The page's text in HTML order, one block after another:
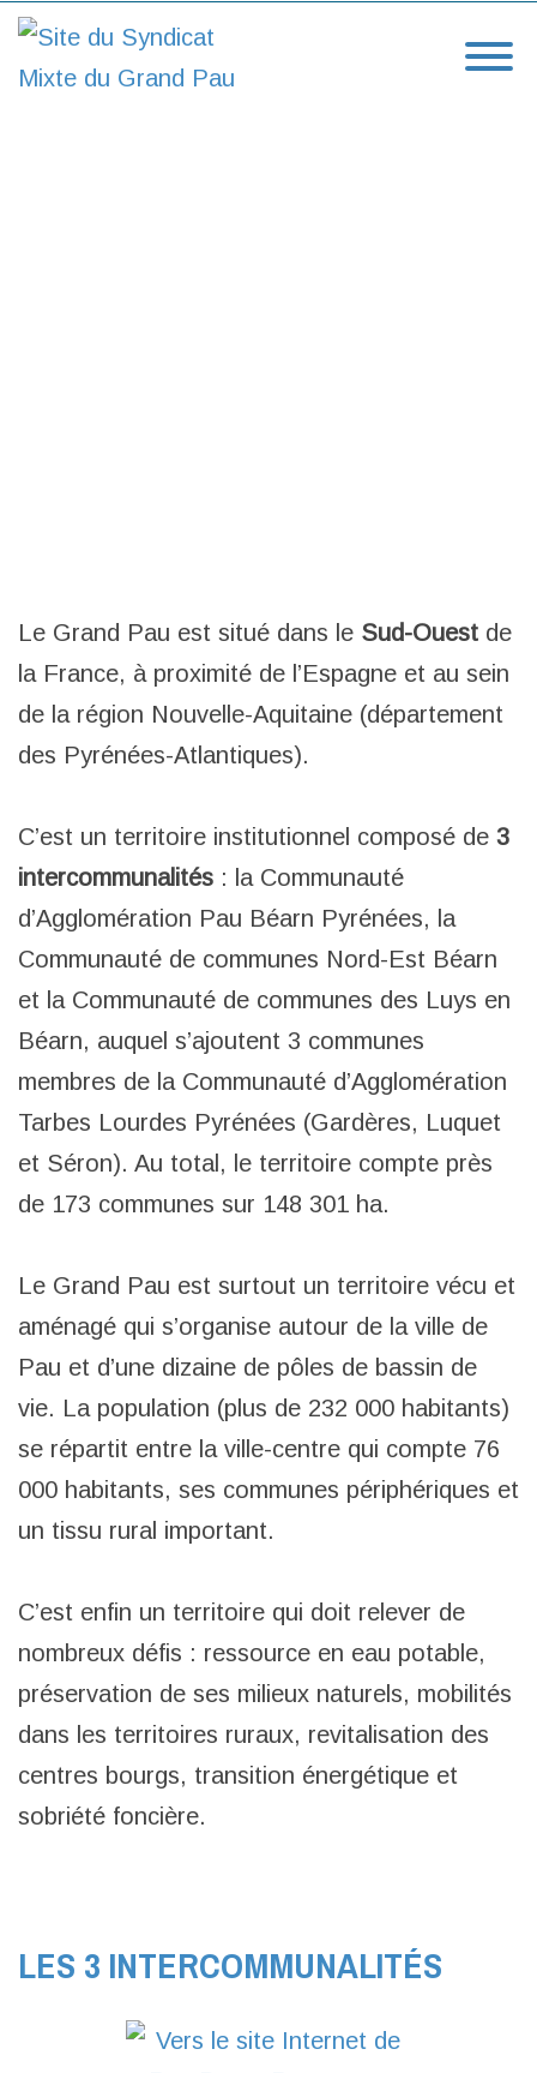
Site officiel du syndicat mixte du Grand Pau
Le Grand Pau est situé dans le Sud-Ouest de
la France, à proximité de l’Espagne et au sein
de la région Nouvelle-Aquitaine (département
des Pyrénées-Atlantiques).
C’est un territoire institutionnel composé de 3
intercommunalités : la Communauté
d’Agglomération Pau Béarn Pyrénées, la
Communauté de communes Nord-Est Béarn
et la Communauté de communes des Luys en
Béarn, auquel s’ajoutent 3 communes
membres de la Communauté d’Agglomération
Tarbes Lourdes Pyrénées (Gardères, Luquet
et Séron). Au total, le territoire compte près
de 173 communes sur 148 301 ha.
Le Grand Pau est surtout un territoire vécu et
aménagé qui s’organise autour de la ville de
Pau et d’une dizaine de pôles de bassin de
vie. La population (plus de 232 000 habitants)
se répartit entre la ville-centre qui compte 76
000 habitants, ses communes périphériques et
un tissu rural important.
C’est enfin un territoire qui doit relever de
nombreux défis : ressource en eau potable,
préservation de ses milieux naturels, mobilités
dans les territoires ruraux, revitalisation des
centres bourgs, transition énergétique et
sobriété foncière.
LES 3 INTERCOMMUNALITÉS